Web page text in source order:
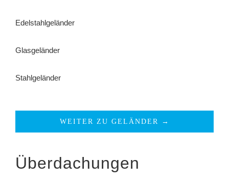
Edelstahlgeländer
Glasgeländer
Stahlgeländer
WEITER ZU GELÄNDER →
Überdachungen